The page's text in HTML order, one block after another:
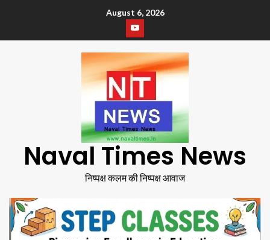
August 6, 2026
Naval Times News
निष्पक्ष कलम की निष्पक्ष आवाज